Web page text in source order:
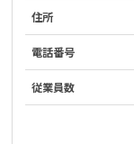
住所
電話番号
従業員数